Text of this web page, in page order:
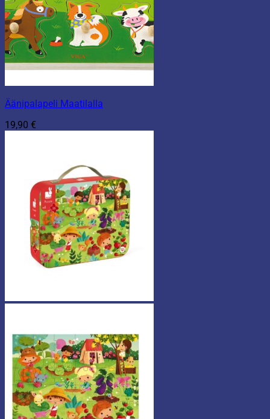
Äänipalapeli Maatilalla
19,90 €